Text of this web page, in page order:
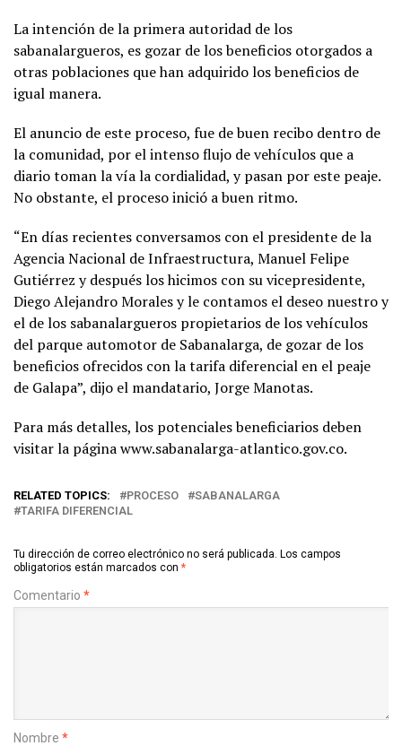
La intención de la primera autoridad de los
sabanalargueros, es gozar de los beneficios otorgados a
otras poblaciones que han adquirido los beneficios de
igual manera.
El anuncio de este proceso, fue de buen recibo dentro de
la comunidad, por el intenso flujo de vehículos que a
diario toman la vía la cordialidad, y pasan por este peaje.
No obstante, el proceso inició a buen ritmo.
“En días recientes conversamos con el presidente de la
Agencia Nacional de Infraestructura, Manuel Felipe
Gutiérrez y después los hicimos con su vicepresidente,
Diego Alejandro Morales y le contamos el deseo nuestro y
el de los sabanalargueros propietarios de los vehículos
del parque automotor de Sabanalarga, de gozar de los
beneficios ofrecidos con la tarifa diferencial en el peaje
de Galapa”, dijo el mandatario, Jorge Manotas.
Para más detalles, los potenciales beneficiarios deben
visitar la página www.sabanalarga-atlantico.gov.co.
RELATED TOPICS: PROCESO
SABANALARGA
TARIFA DIFERENCIAL
Tu dirección de correo electrónico no será publicada. Los campos
obligatorios están marcados con *
Comentario *
Nombre *